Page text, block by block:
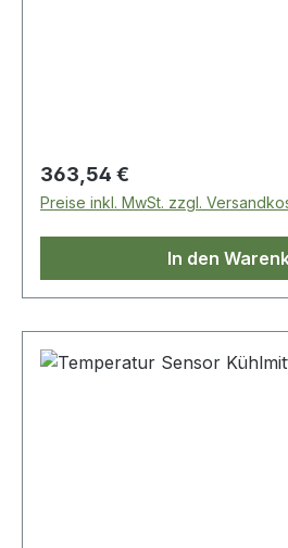
Regulärer Preis:
363,54 €
Preise inkl. MwSt. zzgl.
In den